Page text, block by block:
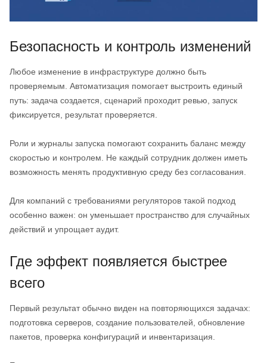
Безопасность и контроль изменений
Любое изменение в инфраструктуре должно быть
проверяемым. Автоматизация помогает выстроить единый
путь: задача создается, сценарий проходит ревью, запуск
фиксируется, результат проверяется.
Роли и журналы запуска помогают сохранить баланс между
скоростью и контролем. Не каждый сотрудник должен иметь
возможность менять продуктивную среду без согласования.
Для компаний с требованиями регуляторов такой подход
особенно важен: он уменьшает пространство для случайных
действий и упрощает аудит.
Где эффект появляется быстрее
всего
Первый результат обычно виден на повторяющихся задачах:
подготовка серверов, создание пользователей, обновление
пакетов, проверка конфигураций и инвентаризация.